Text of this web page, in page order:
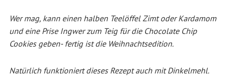
Wer mag, kann einen halben Teelöffel Zimt oder Kardamom
und eine Prise Ingwer zum Teig für die Chocolate Chip
Cookies geben- fertig ist die Weihnachtsedition.
Natürlich funktioniert dieses Rezept auch mit Dinkelmehl.